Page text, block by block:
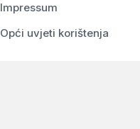
Impressum
Opći uvjeti korištenja